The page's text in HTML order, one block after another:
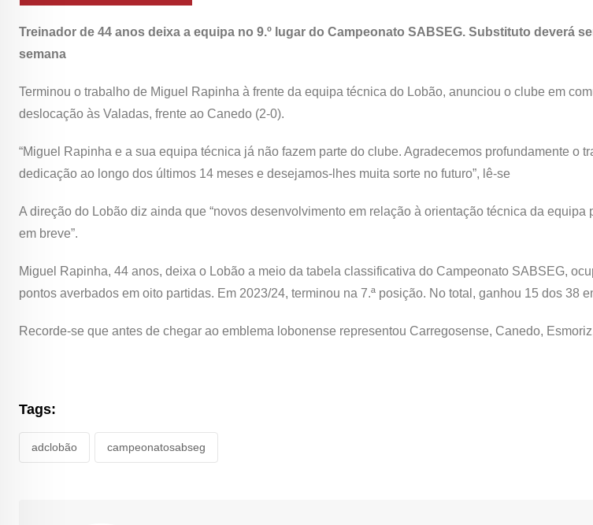
Treinador de 44 anos deixa a equipa no 9.º lugar do Campeonato SABSEG. Substituto deverá
semana
Terminou o trabalho de Miguel Rapinha à frente da equipa técnica do Lobão, anunciou o clube em
deslocação às Valadas, frente ao Canedo (2-0).
“Miguel Rapinha e a sua equipa técnica já não fazem parte do clube. Agradecemos profundamente o
dedicação ao longo dos últimos 14 meses e desejamos-lhes muita sorte no futuro”, lê-se
A direção do Lobão diz ainda que “novos desenvolvimento em relação à orientação técnica da
em breve”.
Miguel Rapinha, 44 anos, deixa o Lobão a meio da tabela classificativa do Campeonato SABSEG,
pontos averbados em oito partidas. Em 2023/24, terminou na 7.ª posição. No total, ganhou 15 dos 38
Recorde-se que antes de chegar ao emblema lobonense representou Carregosense, Canedo,
Tags:
adclobão campeonatosabseg